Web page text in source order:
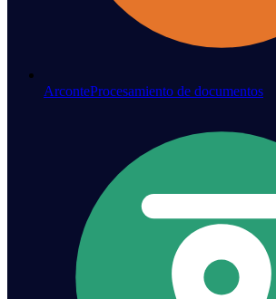
ArconteProcesamiento de documentos